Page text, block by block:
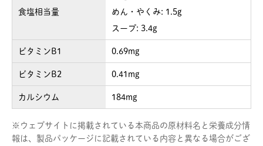
食塩相当量
めん・やくみ: 1.5g
スープ: 3.4g
ビタミンB1 0.69mg
ビタミンB2 0.41mg
カルシウム 184mg
※ ウェブサイトに掲載されている本商品の原材料名と栄養成分情
報は、製品パッケージに記載されている内容と異なる場合がござ